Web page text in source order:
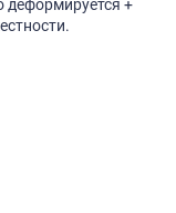
деформируется +